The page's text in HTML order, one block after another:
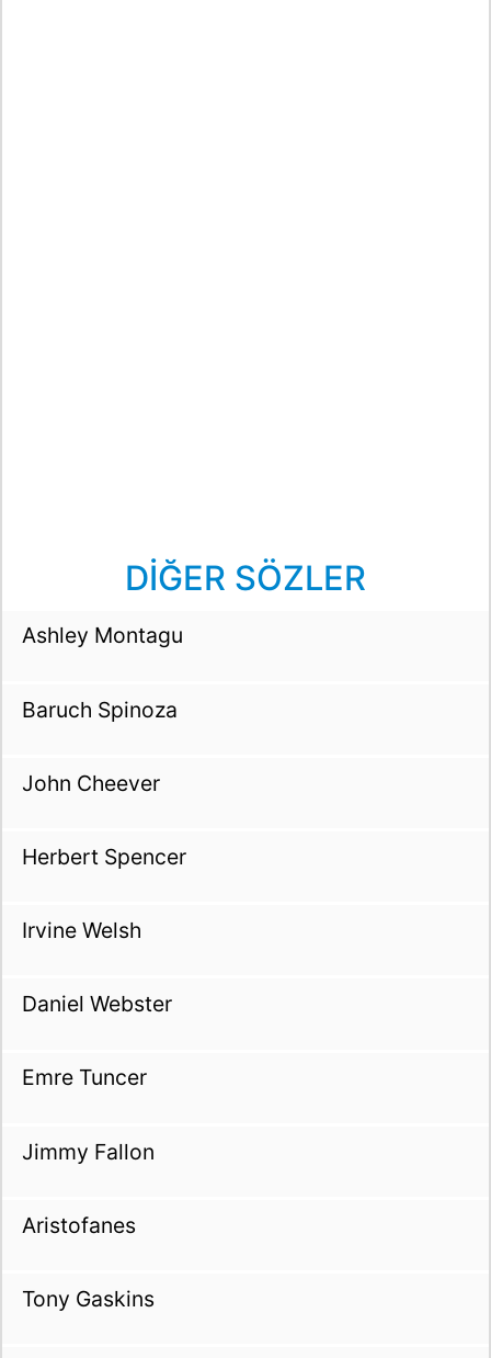
DİĞER SÖZLER
Ashley Montagu
Baruch Spinoza
John Cheever
Herbert Spencer
Irvine Welsh
Daniel Webster
Emre Tuncer
Jimmy Fallon
Aristofanes
Tony Gaskins